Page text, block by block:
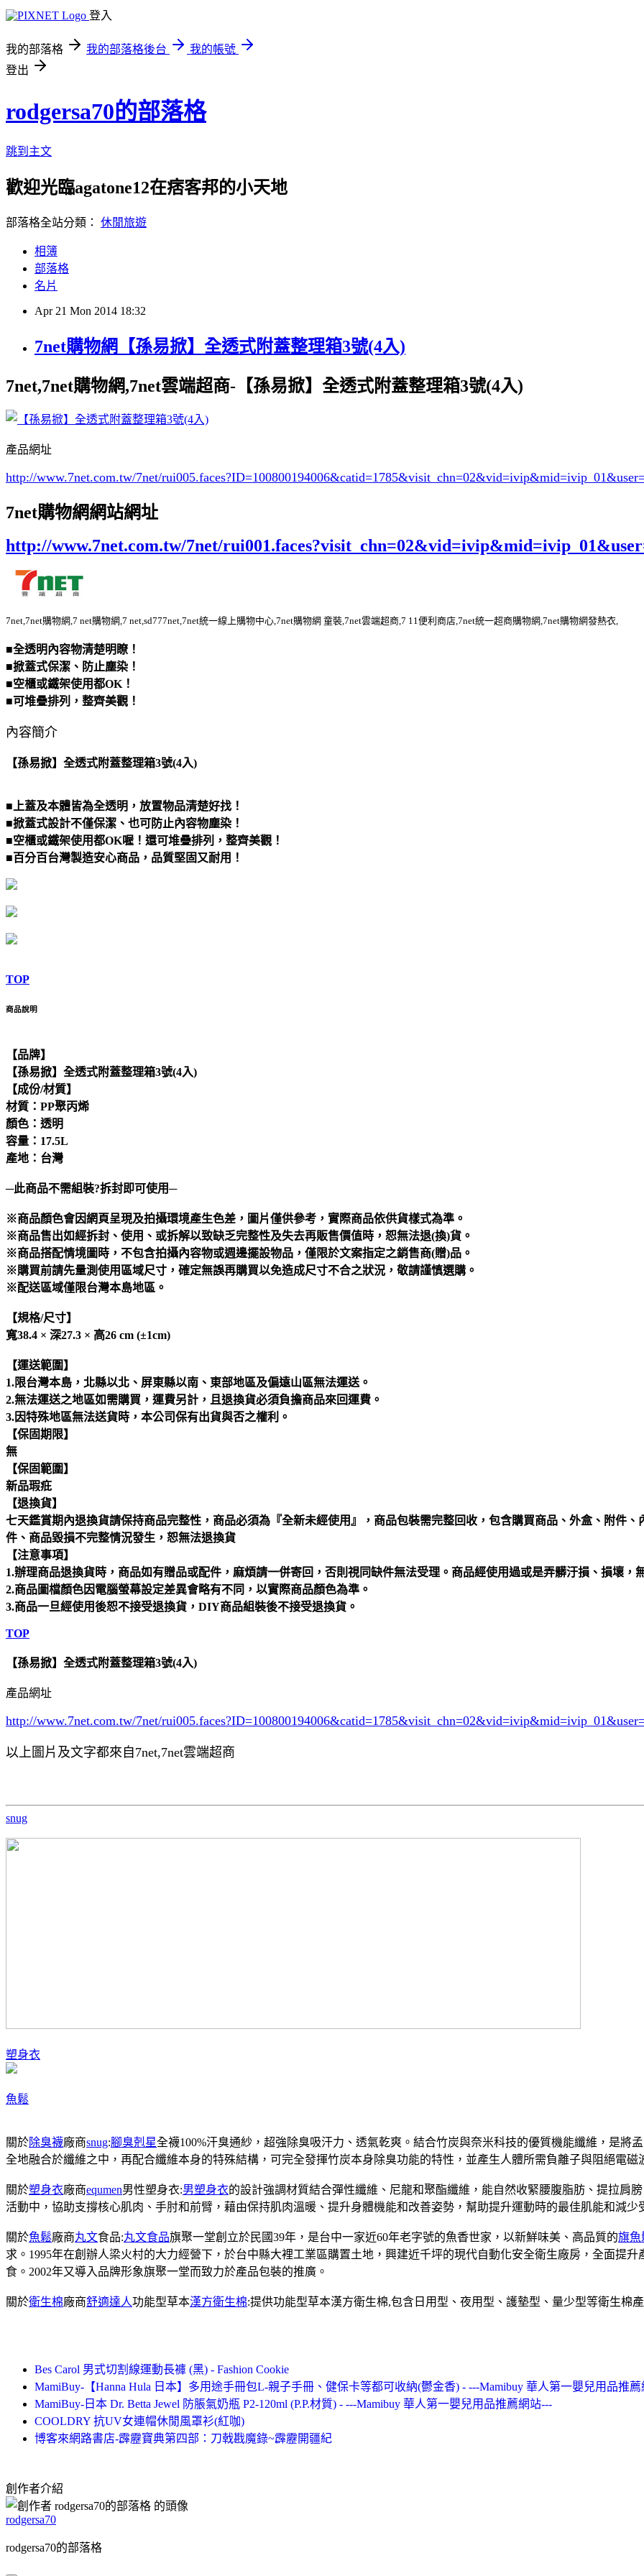
登入
我的部落格 我的部落格後台
我的帳號
登出
rodgersa70的部落格
跳到主文
歡迎光臨agatone12在痞客邦的小天地
部落格全站分類： 休閒旅遊
相簿
部落格
名片
Apr 21 Mon 2014 18:32
7net購物網【孫易掀】全透式附蓋整理箱3號(4入)
7net,7net購物網,7net雲端超商-【孫易掀】全透式附蓋整理箱3號(4入)
產品網址
http://www.7net.com.tw/7net/rui005.faces?ID=100800194006&catid=1785
7net購物網網站網址
http://www.7net.com.tw/7net/
7net,7net購物網,7 net購物網,7 net,sd777net,7net統一線上購物中心,7net購物網 童裝,7net雲端超商,7 11便利商店,7net統一超商購物網,7net購物網發熱衣,
■全透明內容物清楚明瞭！
■掀蓋式保潔、防止塵染！
■空櫃或鐵架使用都OK！
■可堆疊排列，整齊美觀！
內容簡介
【孫易掀】全透式附蓋整理箱3號(4入)
■上蓋及本體皆為全透明，放置物品清楚好找！
■掀蓋式設計不僅保潔、也可防止內容物塵染！
■空櫃或鐵架使用都OK喔！還可堆疊排列，整齊美觀！
■百分百台灣製造安心商品，品質堅固又耐用！
TOP
商品說明
【品牌】
【孫易掀】全透式附蓋整理箱3號(4入)
【成份/材質】
材質：PP聚丙烯
顏色：透明
容量：17.5L
產地：台灣
─此商品不需組裝?拆封即可使用─
※商品顏色會因網頁呈現及拍攝環境產生色差，圖片僅供參考，實際商品依供貨樣式為準。
※商品售出如經拆封、使用、或拆解以致缺乏完整性及失去再販售價值時，恕無法退(換)貨。
※商品搭配情境圖時，不包含拍攝內容物或週邊擺設物品，僅限於文案指定之銷售商(贈)品。
※購買前請先量測使用區域尺寸，確定無誤再購買以免造成尺寸不合之狀況，敬請謹慎選購。
※配送區域僅限台灣本島地區。
【規格/尺寸】
寬38.4 × 深27.3 × 高26 cm (±1cm)
【運送範圍】
1.限台灣本島，北縣以北、屏東縣以南、東部地區及偏遠山區無法運送。
2.無法運送之地區如需購買，運費另計，且退換貨必須負擔商品來回運費。
3.因特殊地區無法送貨時，本公司保有出貨與否之權利。
【保固期限】
無
【保固範圍】
新品瑕疪
【退換貨】
七天鑑賞期內退換貨請保持商品完整性，商品必須為『全新未經使用』，商品包裝需完整回收，包含購買商品、外盒、附件
件、商品毀損不完整情況發生，恕無法退換貨
【注意事項】
1.辦理商品退換貨時，商品如有贈品或配件，麻煩請一併寄回，否則視同缺件無法受理。商品經使用過或是弄髒汙損、損壞，
2.商品圖檔顏色因電腦螢幕設定差異會略有不同，以實際商品顏色為準。
3.商品一旦經使用後恕不接受退換貨，DIY商品組裝後不接受退換貨。
TOP
【孫易掀】全透式附蓋整理箱3號(4入)
產品網址
http://www.7net.com.tw/7net/rui005.faces?ID=100800194006&catid=1785
以上圖片及文字都來自7net,7net雲端超商
snug
塑身衣
魚鬆
關於除臭襪廠商snug:腳臭剋星全襪100%汗臭通紗，超強除臭吸汗力、透氣乾爽。結合竹炭與奈米科技的優質機能纖維，是將
全地融合於纖維之中，再配合纖維本身的特殊結構，可完全發揮竹炭本身除臭功能的特性，並產生人體所需負離子與阻絕電磁
關於塑身衣廠商equmen男性塑身衣:男塑身衣的設計強調材質結合彈性纖維、尼龍和聚酯纖維，能自然收緊腰腹脂肪、提拉肩
活動中，協助支撐核心肌肉、手肘和前臂，藉由保持肌肉溫暖、提升身體機能和改善姿勢，幫助提升運動時的最佳肌能和減少
關於魚鬆廠商丸文食品:丸文食品旗聚一堂創立於民國39年，是台中一家近60年老字號的魚香世家，以新鮮味美、高品質的旗魚
求。1995年在創辦人梁火村的大力經營下，於台中縣大裡工業區購置土地，興建近千坪的現代自動化安全衛生廠房，全面提
食。2002年又導入品牌形象旗聚一堂而致力於產品包裝的推廣。
關於衛生棉廠商舒適達人功能型草本漢方衛生棉:提供功能型草本漢方衛生棉,包含日用型、夜用型、護墊型、量少型等衛生棉
Bes Carol 男式切割線運動長褲 (黑) - Fashion Cookie
MamiBuy-【Hanna Hula 日本】多用途手冊包L-親子手冊、健保卡等都可收納(鬱金香) - ---Mamibuy 華人第一嬰兒用品推薦
MamiBuy-日本 Dr. Betta Jewel 防脹氣奶瓶 P2-120ml (P.P.材質) - ---Mamibuy 華人第一嬰兒用品推薦網站---
COOLDRY 抗UV女連帽休閒風罩衫(紅咖)
博客來網路書店-霹靂寶典第四部：刀戟戡魔錄~霹靂開疆紀
創作者介紹
rodgersa70
rodgersa70的部落格